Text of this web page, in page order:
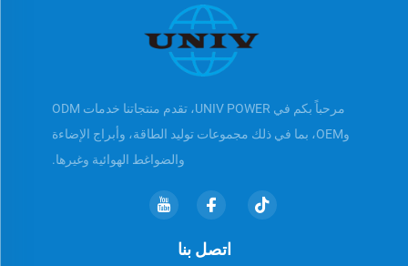
مرحباً بكم في UNIV POWER، تقدم منتجاتنا خدمات ODM
وOEM، بما في ذلك مجموعات توليد الطاقة، وأبراج الإضاءة
والضواغط الهوائية وغيرها.
اتصل بنا